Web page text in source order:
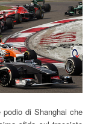
di Shanghai che